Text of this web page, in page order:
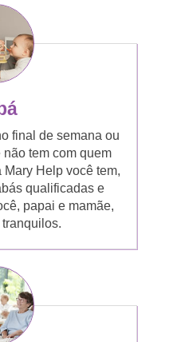
final de semana ou
tem com quem
Help você tem,
qualificadas e
papai e mamãe,